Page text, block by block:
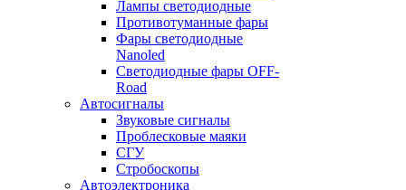
Лампы светодиодные
Противотуманные фары
Фары светодиодные
Nanoled
Светодиодные фары OFF-
Road
Автосигналы
Звуковые сигналы
Проблесковые маяки
СГУ
Стробоскопы
Автоэлектроника